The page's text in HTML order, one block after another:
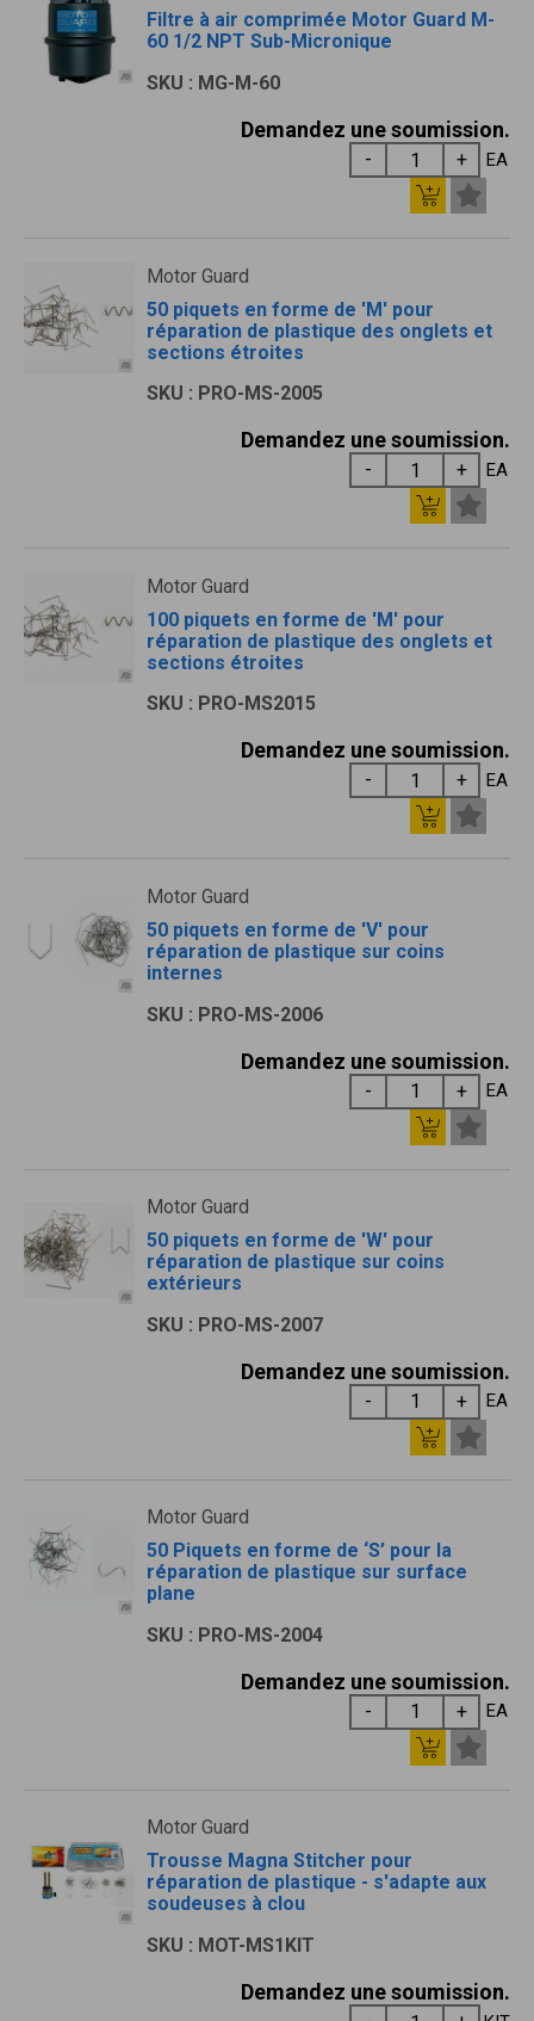
Filtre à air comprimée Motor Guard M-
60 1/2 NPT Sub-Micronique
SKU : MG-M-60
Demandez une soumission.
EA
Motor Guard
50 piquets en forme de 'M' pour
réparation de plastique des onglets et
sections étroites
SKU : PRO-MS-2005
Demandez une soumission.
EA
Motor Guard
100 piquets en forme de 'M' pour
réparation de plastique des onglets et
sections étroites
SKU : PRO-MS2015
Demandez une soumission.
EA
Motor Guard
50 piquets en forme de 'V' pour
réparation de plastique sur coins
internes
SKU : PRO-MS-2006
Demandez une soumission.
EA
Motor Guard
50 piquets en forme de 'W' pour
réparation de plastique sur coins
extérieurs
SKU : PRO-MS-2007
Demandez une soumission.
EA
Motor Guard
50 Piquets en forme de ‘S’ pour la
réparation de plastique sur surface
plane
SKU : PRO-MS-2004
Demandez une soumission.
EA
Motor Guard
Trousse Magna Stitcher pour
réparation de plastique - s'adapte aux
soudeuses à clou
SKU : MOT-MS1KIT
Demandez une soumission.